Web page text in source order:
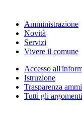
Amministrazione
Novità
Servizi
Vivere il comune
Accesso
Istruzione
Trasparenza
Tutti gli argomenti